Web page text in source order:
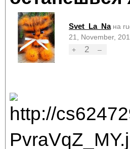
Svet_La_Na на
21, November,
+
2 –